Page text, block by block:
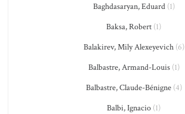
Baghdasaryan, Eduard(1)
Baksa, Robert (1)
Balakirev, Mily Alexeyevich(6)
Balbastre, Armand-Louis(1)
Balbastre, Claude-Bénigne(4)
Balbi, Ignacio (1)